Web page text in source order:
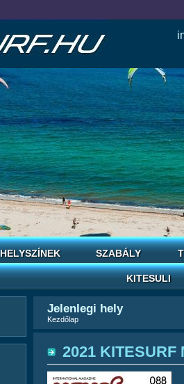
HELYSZÍNEK SZABÁLY
KITESULI
Jelenlegi hely
Kezdőlap
2021